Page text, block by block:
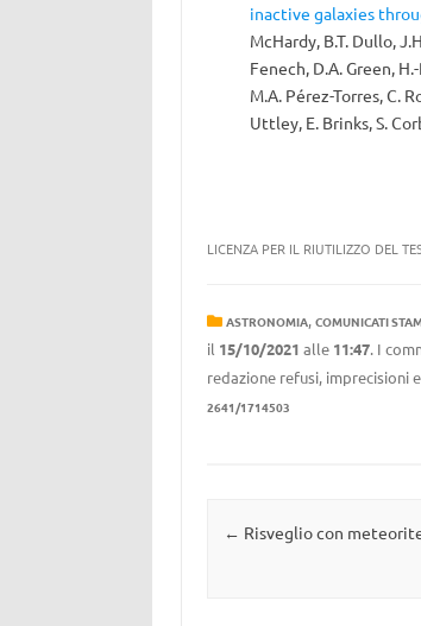
inactive galaxies
McHardy, B.T. Dullo,
Fenech, D.A. Green,
M.A. Pérez-Torres, C.
Uttley, E. Brinks, S.
LICENZA PER IL RIUTILIZZO DEL
ASTRONOMIA, COMUNICATI
il 15/10/2021 alle 11:47. I
redazione refusi, imprecisioni
2641/1714503
Navigazione articolo
← Risveglio con